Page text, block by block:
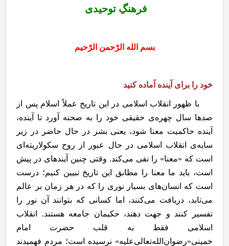
فرهنگِ توحیدی
بسم الله الرّحمن الرّحیم
خود را برای آینده آماده کنید
با ظهور انقلاب اسلامی در این تاریخ عملاً اسلام پس از
صدها سال چهره‌ی حقیقی خود را به صحنه آورد تا آینده،
آینده حاکمیت معنا شود، یعنی بشر در حال حاضر در زیر
سایه‌ی انقلاب اسلامی در حال عبور از روح سکولاریته‌ای
است که «معنا» را نفی می‌کند. وقتی چنین آینده­ای در پیش
است، باید ما معنا را مطابق این تاریخ تبیین کنیم؛ درست
است که انسان‌های بسیار نوری را که در هر زمان بر عالم
می‌تابد، دریافت می‌کنند، اما کسانی که بتوانند آن نور را
تفسیر کنند و جهت دهند، حکیمان جامعه هستند. انقلاب
اسلامی فقط به قلب حضرت امام
خمینی«رضوان‌الله‌تعالی‌علیه» نرسیده است؛ مردم ‌فهمیدند